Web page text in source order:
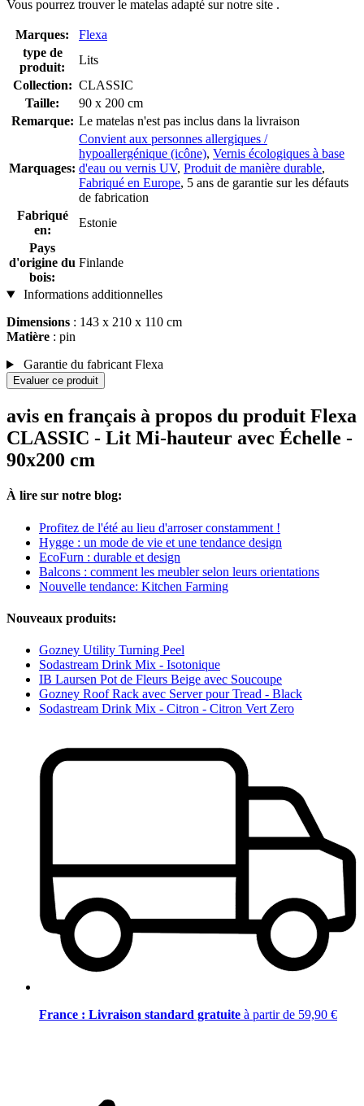
Vous pourrez trouver le matelas adapté sur notre site .
Marques:
Flexa
type de
produit:
Lits
Collection: CLASSIC
Taille:
90 x 200 cm
Remarque: Le matelas n'est pas inclus dans la livraison
Marquages:
Convient aux personnes allergiques /
hypoallergénique (icône), Vernis écologiques à base
d'eau ou vernis UV, Produit de manière durable,
Fabriqué en Europe, 5 ans de garantie sur les défauts
de fabrication
Fabriqué
en:
Estonie
Pays
d'origine du
bois:
Finlande
Informations additionnelles
Dimensions : 143 x 210 x 110 cm
Matière : pin
Garantie du fabricant Flexa
Evaluer ce produit
avis en français à propos du produit Flexa
CLASSIC - Lit Mi-hauteur avec Échelle -
90x200 cm
À lire sur notre blog:
Profitez de l'été au lieu d'arroser constamment !
Hygge : un mode de vie et une tendance design
EcoFurn : durable et design
Balcons : comment les meubler selon leurs orientations
Nouvelle tendance: Kitchen Farming
Nouveaux produits:
Gozney Utility Turning Peel
Sodastream Drink Mix - Isotonique
IB Laursen Pot de Fleurs Beige avec Soucoupe
Gozney Roof Rack avec Server pour Tread - Black
Sodastream Drink Mix - Citron - Citron Vert Zero
France : Livraison standard gratuite à partir de 59,90 €